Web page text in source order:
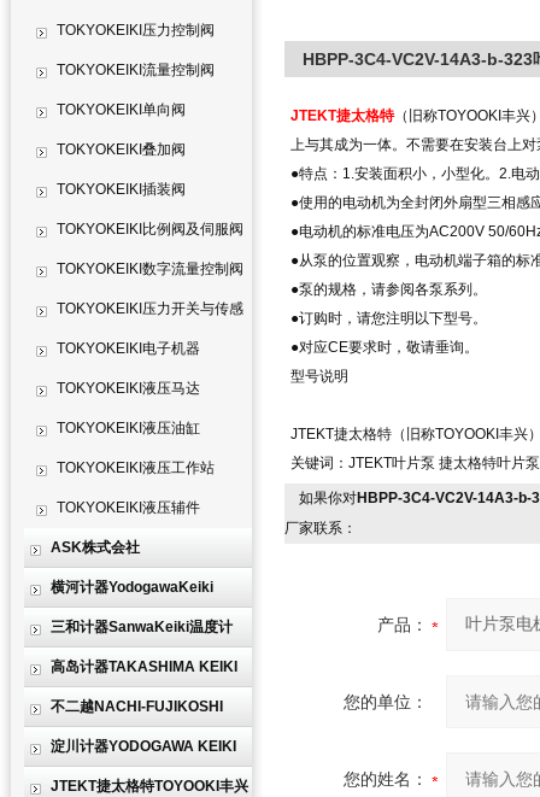
TOKYOKEIKI压力控制阀
TOKYOKEIKI流量控制阀
TOKYOKEIKI单向阀
TOKYOKEIKI叠加阀
TOKYOKEIKI插装阀
TOKYOKEIKI比例阀及伺服阀
TOKYOKEIKI数字流量控制阀
TOKYOKEIKI压力开关与传感
器 TOKYOKEIKI电子机器
TOKYOKEIKI液压马达
TOKYOKEIKI液压油缸
TOKYOKEIKI液压工作站
TOKYOKEIKI液压辅件
ASK株式会社
横河计器YodogawaKeiki
三和计器SanwaKeiki温度计
高岛计器TAKASHIMA KEIKI
不二越NACHI-FUJIKOSHI
淀川计器YODOGAWA KEIKI
JTEKT捷太格特TOYOOKI丰兴
HBPP-3C4-VC2V-14A3-b-
JTEKT捷太格特（旧称TOYOOKI丰兴
上与其成为一体。不需要在安装台上
●特点：1.安装面积小，小型化。2.电
●使用的电动机为全封闭外扇型三相感
●电动机的标准电压为AC200V 50/
●从泵的位置观察，电动机端子箱的标
●泵的规格，请参阅各泵系列。
●订购时，请您注明以下型号。
●对应CE要求时，敬请垂询。
型号说明
JTEKT捷太格特（旧称TOYOOKI丰兴
关键词：JTEKT叶片泵 捷太格特叶片
如果你对HBPP-3C4-VC2V-14A3-b-
厂家联系：
产品：
您的单位：
您的姓名：